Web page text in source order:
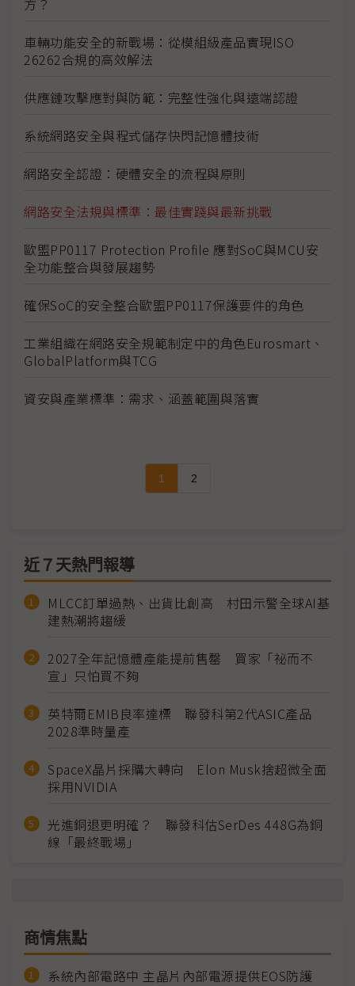
車輛功能安全的新戰場：從模組級產品實現ISO
26262合規的高效解法
供應鏈攻擊應對與防範：完整性強化與遠端認證
系統網路安全與程式儲存快閃記憶體技術
網路安全認證：硬體安全的流程與原則
網路安全法規與標準：最佳實踐與最新挑戰
歐盟PP0117 Protection Profile 應對SoC與MCU安
全功能整合與發展趨勢
確保SoC的安全整合歐盟PP0117保護要件的角色
工業組織在網路安全規範制定中的角色Eurosmart、
GlobalPlatform與TCG
資安與產業標準：需求、涵蓋範圍與落實
1 2
近７天熱門報導
MLCC訂單過熱、出貨比創高 村田示警全球AI基
建熱潮將趨緩
2027全年記憶體產能提前售罄 買家「祕而不
宣」只怕買不夠
英特爾EMIB良率達標 聯發科第2代ASIC產品
2028準時量產
SpaceX晶片採購大轉向 Elon Musk捨超微全面
採用NVIDIA
光進銅退更明確？ 聯發科估SerDes 448G為銅
線「最終戰場」
商情焦點
系統內部電路中 主晶片內部電源提供EOS防護